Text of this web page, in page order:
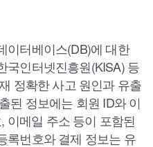
이터베이스(DB)에 대한
국인터넷진흥원(KISA) 등
정확한 사고 원인과 유출
된 정보에는 회원 ID와 이
이메일 주소 등이 포함된
록번호와 결제 정보는 유